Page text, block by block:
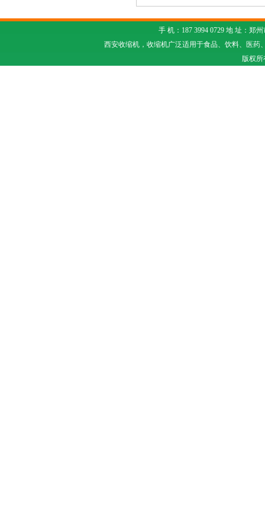
手 机：187 3994 0729 地 址：
西安收缩机，收缩机广泛适用于食品、饮料、医
版权所